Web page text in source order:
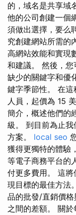
的，域名是共享域
他的公司創建一個
須做出選擇，要么
究創建網站所需的
高網站效能和實現
和建議。 然後，
缺少的關鍵字和優
鍵字季節性。 在
人員，起價為 15
簡介，概述他們的
級。 到目前為止
方案。 local seo
獲得更獨特的體驗
等電子商務平台的
付更多費用。 這
現目標的最佳方法
品的批發/直銷價
之間的差額。 關